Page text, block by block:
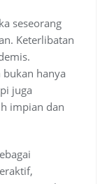
seseorang
Keterlibatan
hanya
juga
impian dan